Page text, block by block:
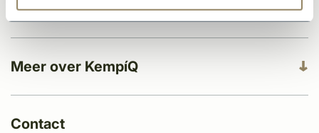
Meer over KempíQ
Categorieën
Contact